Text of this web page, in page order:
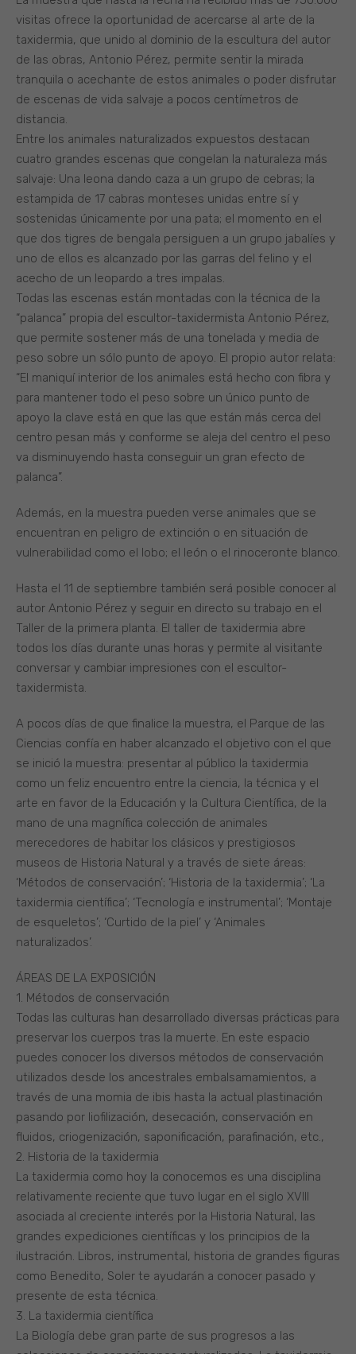
visitas ofrece la oportunidad de acercarse al arte de la
taxidermia, que unido al dominio de la escultura del autor
de las obras, Antonio Pérez, permite sentir la mirada
tranquila o acechante de estos animales o poder disfrutar
de escenas de vida salvaje a pocos centímetros de
distancia.
Entre los animales naturalizados expuestos destacan
cuatro grandes escenas que congelan la naturaleza más
salvaje: Una leona dando caza a un grupo de cebras; la
estampida de 17 cabras monteses unidas entre sí y
sostenidas únicamente por una pata; el momento en el
que dos tigres de bengala persiguen a un grupo jabalíes y
uno de ellos es alcanzado por las garras del felino y el
acecho de un leopardo a tres impalas.
Todas las escenas están montadas con la técnica de la
“palanca” propia del escultor-taxidermista Antonio Pérez,
que permite sostener más de una tonelada y media de
peso sobre un sólo punto de apoyo. El propio autor relata:
“El maniquí interior de los animales está hecho con fibra y
para mantener todo el peso sobre un único punto de
apoyo la clave está en que las que están más cerca del
centro pesan más y conforme se aleja del centro el peso
va disminuyendo hasta conseguir un gran efecto de
palanca”.
Además, en la muestra pueden verse animales que se
encuentran en peligro de extinción o en situación de
vulnerabilidad como el lobo; el león o el rinoceronte blanco.
Hasta el 11 de septiembre también será posible conocer al
autor Antonio Pérez y seguir en directo su trabajo en el
Taller de la primera planta. El taller de taxidermia abre
todos los días durante unas horas y permite al visitante
conversar y cambiar impresiones con el escultor-
taxidermista.
A pocos días de que finalice la muestra, el Parque de las
Ciencias confía en haber alcanzado el objetivo con el que
se inició la muestra: presentar al público la taxidermia
como un feliz encuentro entre la ciencia, la técnica y el
arte en favor de la Educación y la Cultura Científica, de la
mano de una magnífica colección de animales
merecedores de habitar los clásicos y prestigiosos
museos de Historia Natural y a través de siete áreas:
‘Métodos de conservación’; ‘Historia de la taxidermia’; ‘La
taxidermia científica’; ‘Tecnología e instrumental’; ‘Montaje
de esqueletos’; ‘Curtido de la piel’ y ‘Animales
naturalizados’.
ÁREAS DE LA EXPOSICIÓN
1. Métodos de conservación
Todas las culturas han desarrollado diversas prácticas para
preservar los cuerpos tras la muerte. En este espacio
puedes conocer los diversos métodos de conservación
utilizados desde los ancestrales embalsamamientos, a
través de una momia de ibis hasta la actual plastinación
pasando por liofilización, desecación, conservación en
fluidos, criogenización, saponificación, parafinación, etc.,
2. Historia de la taxidermia
La taxidermia como hoy la conocemos es una disciplina
relativamente reciente que tuvo lugar en el siglo XVIII
asociada al creciente interés por la Historia Natural, las
grandes expediciones científicas y los principios de la
ilustración. Libros, instrumental, historia de grandes figuras
como Benedito, Soler te ayudarán a conocer pasado y
presente de esta técnica.
3. La taxidermia científica
La Biología debe gran parte de sus progresos a las